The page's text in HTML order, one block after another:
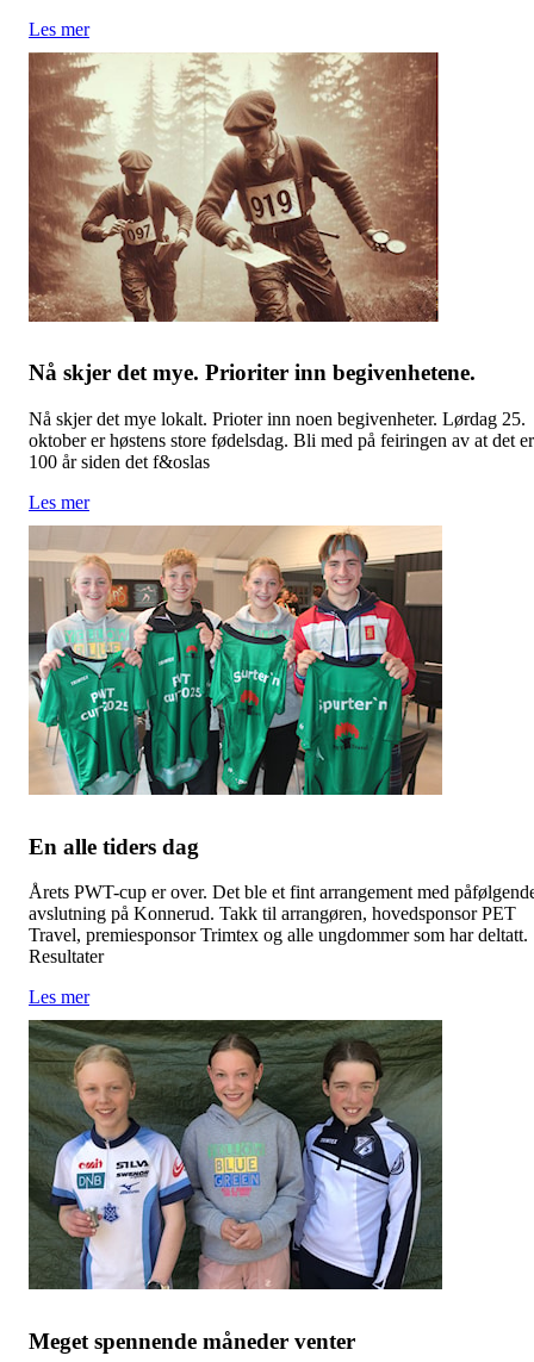
Les mer
Nå skjer det mye. Prioriter inn begivenhetene.
Nå skjer det mye lokalt. Prioter inn noen begivenheter. Lørdag 25.
oktober er høstens store fødelsdag. Bli med på feiringen av at det er
100 år siden det f&oslas
Les mer
En alle tiders dag
Årets PWT-cup er over. Det ble et fint arrangement med
avslutning på Konnerud. Takk til arrangøren, hovedsponsor PET
Travel, premiesponsor Trimtex og alle ungdommer som har deltatt.
Resultater
Les mer
Meget spennende måneder venter